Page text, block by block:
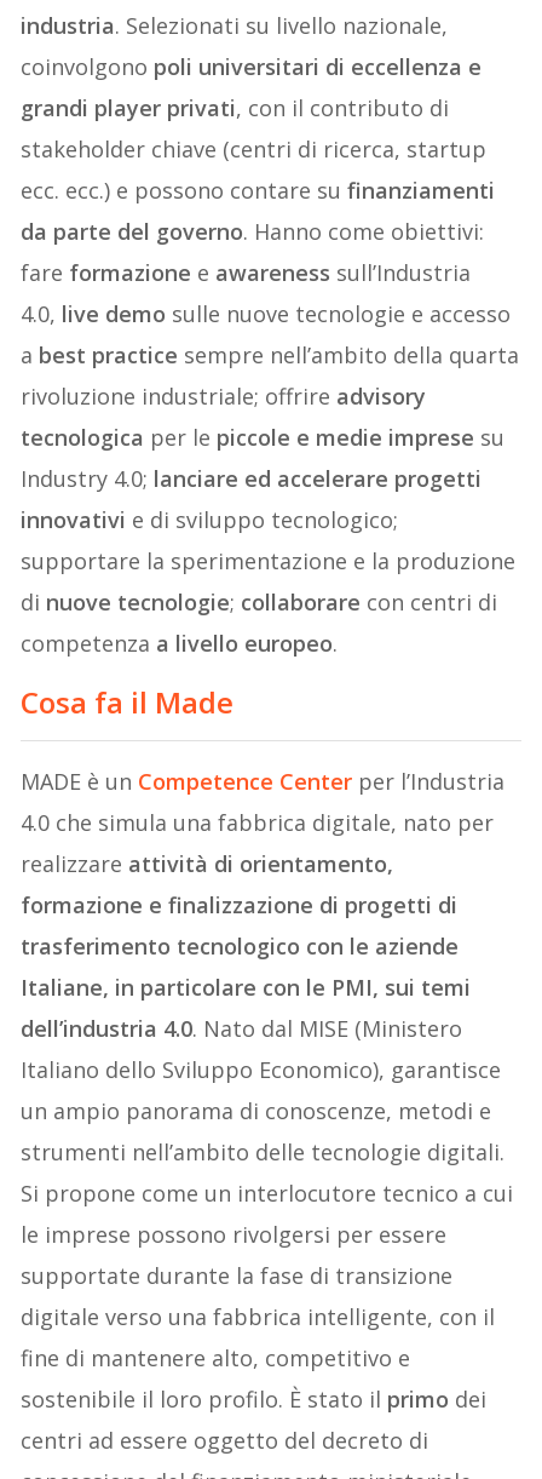
industria. Selezionati su livello nazionale,
coinvolgono poli universitari di eccellenza e
grandi player privati, con il contributo di
stakeholder chiave (centri di ricerca, startup
ecc. ecc.) e possono contare sufinanziamenti
da parte del governo. Hanno come obiettivi:
fare formazione e awareness sull’Industria
4.0, live demo sulle nuove tecnologie e accesso
a best practice sempre nell’ambito della quarta
rivoluzione industriale; offrire advisory
tecnologica per le piccole e medie imprese su
Industry 4.0; lanciare ed accelerare progetti
innovativi e di sviluppo tecnologico;
supportare la sperimentazione e la produzione
di nuove tecnologie; collaborare con centri di
competenza a livello europeo.
Cosa fa il Made
MADE è un Competence Center per l’Industria
4.0 che simula una fabbrica digitale, nato per
realizzare attività di orientamento,
formazione e finalizzazione di progetti di
trasferimento tecnologico con le aziende
Italiane, in particolare con le PMI, sui temi
dell’industria 4.0. Nato dal MISE (Ministero
Italiano dello Sviluppo Economico), garantisce
un ampio panorama di conoscenze, metodi e
strumenti nell’ambito delle tecnologie digitali.
Si propone come un interlocutore tecnico a cui
le imprese possono rivolgersi per essere
supportate durante la fase di transizione
digitale verso una fabbrica intelligente, con il
fine di mantenere alto, competitivo e
sostenibile il loro profilo. È stato il primo dei
centri ad essere oggetto del decreto di